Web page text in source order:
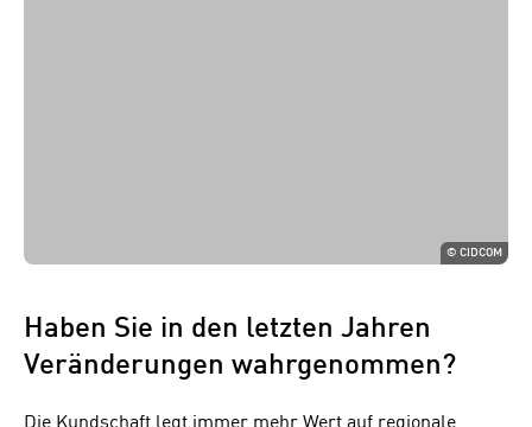
©CIDCOM
Haben Sie in den letzten Jahren
Veränderungen wahrgenommen?